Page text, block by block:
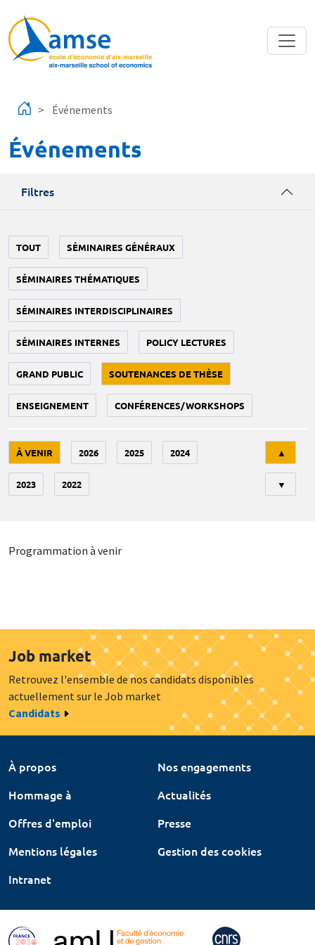
Événements
Événements
Filtres
TOUT SÉMINAIRES GÉNÉRAUX
SÉMINAIRES THÉMATIQUES
SÉMINAIRES INTERDISCIPLINAIRES
SÉMINAIRES INTERNES POLICY LECTURES
GRAND PUBLIC SOUTENANCES DE THÈSE
ENSEIGNEMENT CONFÉRENCES/WORKSHOPS
À VENIR 2026 2025 2024
2023 2022
▲
▼
Programmation à venir
Job market
Retrouvez l'ensemble de nos candidats disponibles
actuellement sur le Job market
Candidats
À propos
Nos engagements
Hommage à
Actualités
Offres d'emploi
Presse
Mentions légales
Gestion des cookies
Intranet